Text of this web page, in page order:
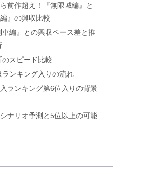
前作超え！『無限城編』と
編』の興収比較
車編』との興収ペース差と推
のスピード比較
ランキング入りの流れ
ランキング第6位入りの背景
ナリオ予測と5位以上の可能